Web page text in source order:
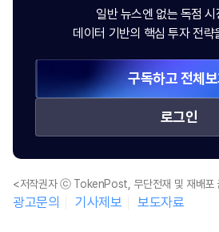
일반 뉴스엔 없는 독점
데이터 기반의 핵심 투자 전략
구독하고 전체
로그인
<저작권자 ⓒ TokenPost, 무단전재 및 재배포
광고문의 기사제보 보도자료